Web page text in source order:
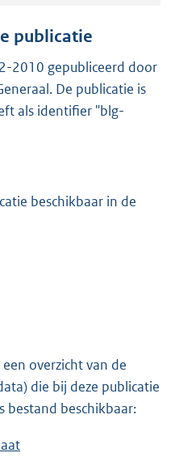
t
e
:
2
publicatie
2010 gepubliceerd door
De publicatie is
als identifier "blg-
beschikbaar in de
overzicht van de
die bij deze publicatie
bestand beschikbaar: